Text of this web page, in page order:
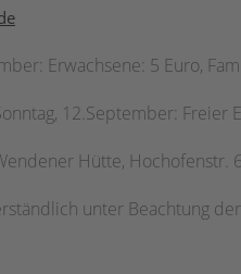
Erwachsene: 5 Euro,
12.September: Freier
Hütte, Hochofenstr.
unter Beachtung